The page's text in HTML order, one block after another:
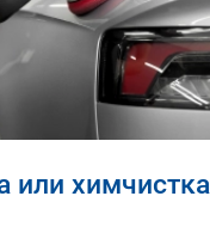
или химчистка